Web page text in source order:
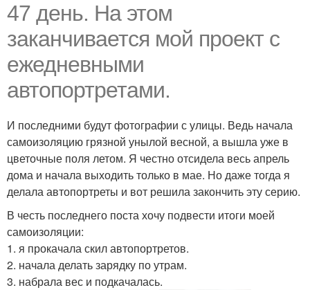
47 день. На этом
заканчивается мой проект с
ежедневными
автопортретами.
И последними будут фотографии с улицы. Ведь начала
самоизоляцию грязной унылой весной, а вышла уже в
цветочные поля летом. Я честно отсидела весь апрель
дома и начала выходить только в мае. Но даже тогда я
делала автопортреты и вот решила закончить эту серию.
В честь последнего поста хочу подвести итоги моей
самоизоляции:
1. я прокачала скил автопортретов.
2. начала делать зарядку по утрам.
3. набрала вес и подкачалась.